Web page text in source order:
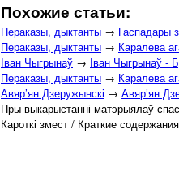
Похожие статьи:
Пераказы, дыктанты → Гаспадары
Пераказы, дыктанты → Каралева
Іван Чыгрынаў → Іван Чыгрынаў -
Пераказы, дыктанты → Каралева
Авяр’ян Дзеружынскі → Авяр’ян
Пры выкарыстанні матэрыялаў
Кароткі змест / Краткие